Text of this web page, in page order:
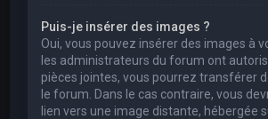
Puis-je insérer des images ?
Oui, vous pouvez insérer des images à
les administrateurs du forum ont
pièces jointes, vous pourrez transférer
le forum. Dans le cas contraire, vous
lien vers une image distante, hébergée